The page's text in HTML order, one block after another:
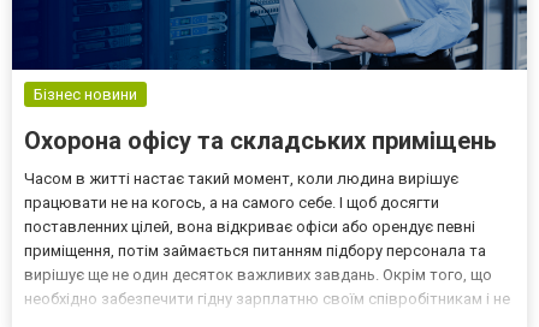
Бізнес новини
Охорона офісу та складських приміщень
Часом в житті настає такий момент, коли людина вирішує
працювати не на когось, а на самого себе. І щоб досягти
поставленних цілей, вона відкриває офіси або орендує певні
приміщення, потім займається питанням підбору персонала та
вирішує ще не один десяток важливих завдань. Окрім того, що
необхідно забезпечити гідну зарплатню своїм співробітникам і не